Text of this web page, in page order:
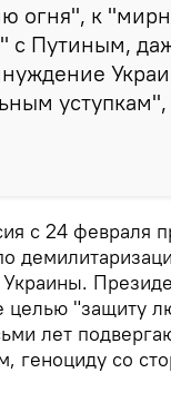
огня", к
с Путиным,
уступкам",
с 24 февраля
целью "защиту
лет
геноциду со